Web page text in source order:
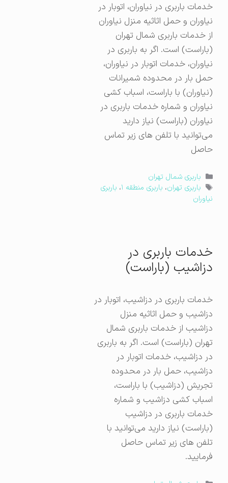
خدمات باربری در نیاوران، اتوبار در
نیاوران و حمل اثاثیه منزل نیاوران
از خدمات باربری شمال تهران
(باراست) است. اگر به باربری در
نیاوران، خدمات اتوبار در نیاوران،
حمل بار در محدوده شمیرانات
(نیاوران) با باراست، اسباب کشی
نیاوران و شماره خدمات باربری در
نیاوران (باراست) نیاز دارید
می‌توانید با تلفن های زیر تماس
حاصل
دسته‌ها
باربری شمال تهران
برچسب‌ها
باربری تهران ،باربری منطقه ۱ ،باربری
نیاوران
خدمات باربری در
دزاشیب (باراست)
خدمات باربری در دزاشیب، اتوبار در
دزاشیب و حمل اثاثیه منزل
دزاشیب از خدمات باربری شمال
تهران (باراست) است. اگر به باربری
در دزاشیب، خدمات اتوبار در
دزاشیب، حمل بار در محدوده
تجریش (دزاشیب) با باراست،
اسباب کشی دزاشیب و شماره
خدمات باربری در دزاشیب
(باراست) نیاز دارید می‌توانید با
تلفن های زیر تماس حاصل
فرمایید.